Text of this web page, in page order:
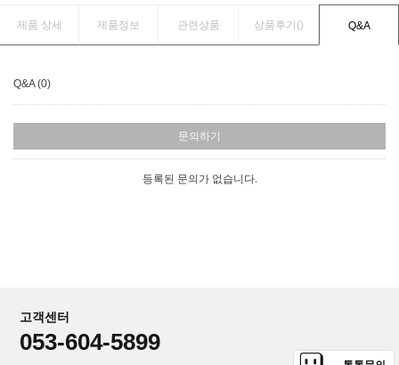
제품 상세 제품정보 관련상품 상품후기() Q&A
Q&A (0)
문의하기
등록된 문의가 없습니다.
고객센터
053-604-5899